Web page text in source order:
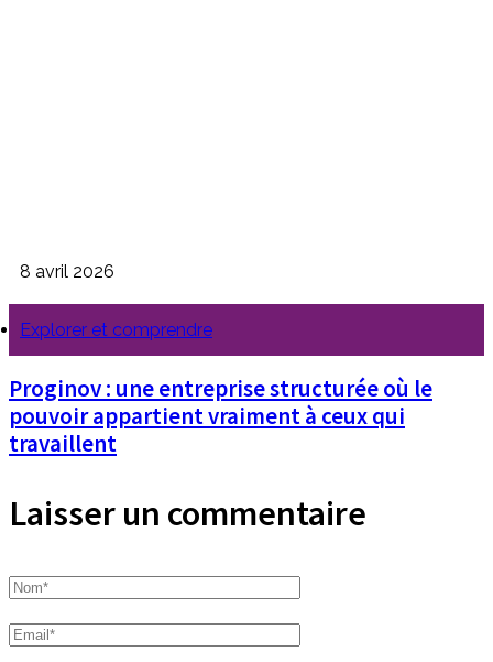
8 avril 2026
Explorer et comprendre
Proginov : une entreprise structurée où le
pouvoir appartient vraiment à ceux qui
travaillent
Laisser un commentaire